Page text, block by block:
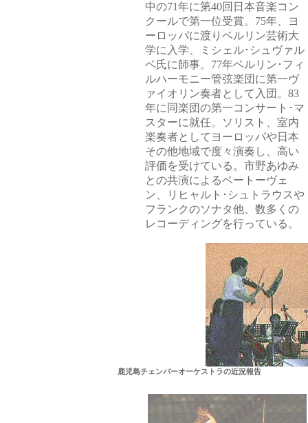
中の71年に第40回日本音楽コン
クールで第一位受賞。75年、ヨ
ーロッパに渡りベルリン芸術大
学に入学、ミシェル･シュヴァル
ベ氏に師事。77年ベルリン･フィ
ルハーモニー管弦楽団に第一ヴ
ァイオリン奏者として入団。83
年に同楽団の第一コンサート･マ
スターに就任。ソリスト、室内
楽奏者としてヨーロッパや日本
その他地域で度々演奏し、高い
評価を受けている。市野あゆみ
との共演によるベートーヴェ
ン、リヒャルト･シュトラウスや
フランクのソナタ他、数多くの
レコーディングを行っている。
鹿児島チェンバーオーケストラの近況報告